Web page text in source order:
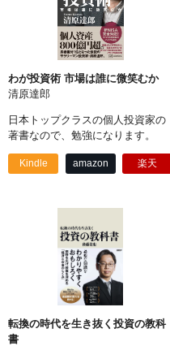
わが投資術 市場は誰に微笑むか
清原達郎
日本トップクラスの個人投資家の
著書なので、勉強になります。
Kindle amazon 楽天
転換の時代を生き抜く投資の教科
書